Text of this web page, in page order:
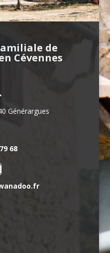
de
Cévennes
Générargues
68